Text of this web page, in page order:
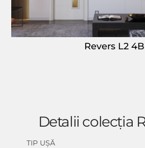
Revers L2 4B
Detalii colecția
TIP UȘĂ